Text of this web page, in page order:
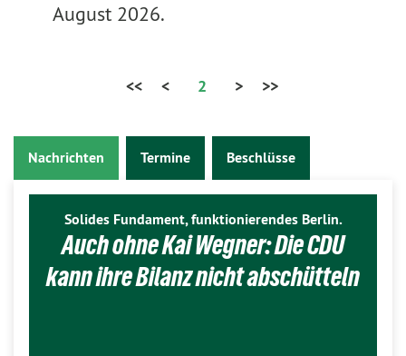
August 2026.
<< < 2 > >>
Nachrichten Termine Beschlüsse
Solides Fundament, funktionierendes Berlin.
Auch ohne Kai Wegner: Die CDU
kann ihre Bilanz nicht abschütteln